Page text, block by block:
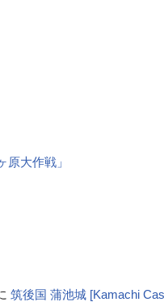
大作戦」
筑後国 蒲池城 [Kamachi